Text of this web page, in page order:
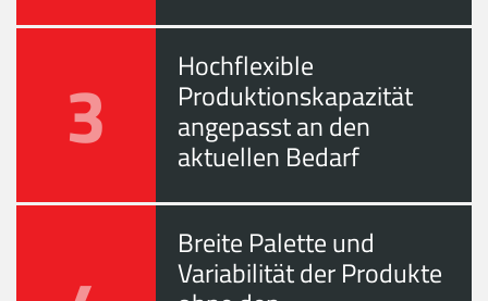
3 Hochflexible
Produktionskapazität
angepasst an den
aktuellen Bedarf
Breite Palette und
Variabilität der Produkte